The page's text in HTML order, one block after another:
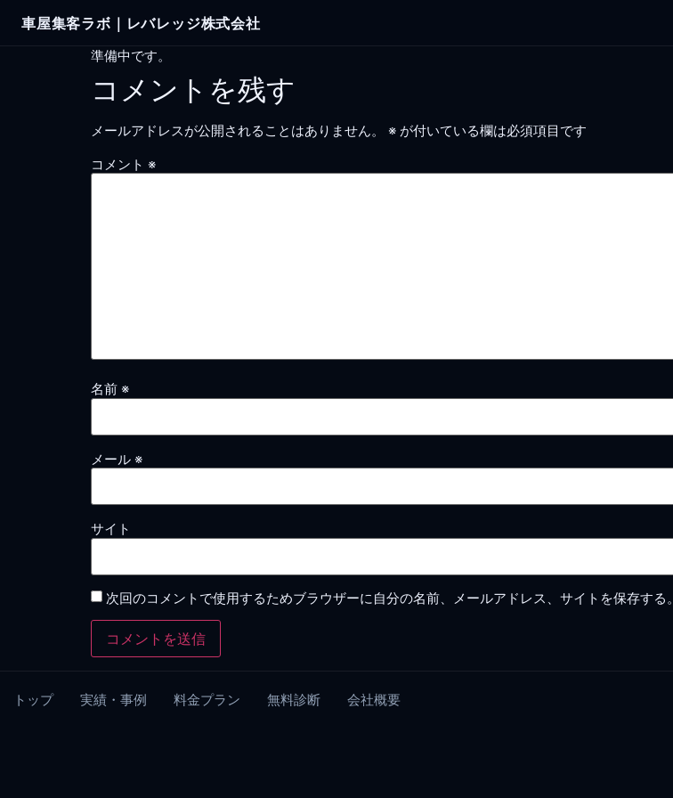
車屋集客ラボ｜レバレッジ株式会社
準備中です。
コメントを残す
メールアドレスが公開されることはありません。 ※ が付いている欄は必須項目です
コメント ※
名前 ※
メール ※
サイト
次回のコメントで使用するためブラウザーに自分の名前、メールアドレス、サイトを保存する。
トップ 実績・事例 料金プラン 無料診断 会社概要